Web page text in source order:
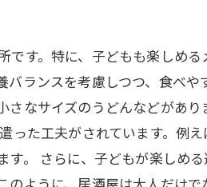
す。特に、子どもも楽しめ
ランスを考慮しつつ、食べ
なサイズのうどんなどがあ
った工夫がされています。例
。 さらに、子どもが楽しめ